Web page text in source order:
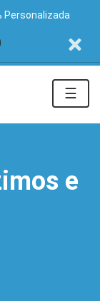
Personalizada
☰
e